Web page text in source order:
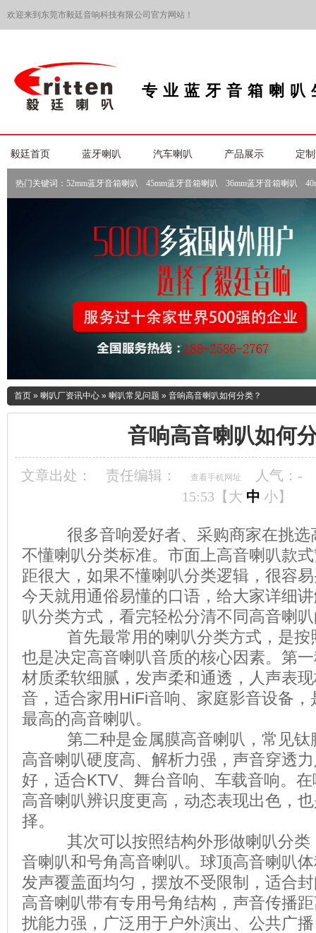
欢迎来到东莞市毅廷音响科技有限公司官方网站！
专业蓝牙音箱喇叭
毅廷首页 蓝牙喇叭 汽车喇叭 产品展示 定
热门关键词： 52mm蓝牙音箱喇叭 45mm蓝牙音箱喇叭 36mm蓝牙音箱喇叭
首页 » 喇叭厂资讯中心 » 喇叭常见问题 » 音响高音喇叭如何分类？
音响高音喇叭如何
文章出处： 责任编辑： 查看手机网址 人气： -
15:53【 大 中 小】
很多音响爱好者、采购商家在挑选
不懂喇叭分类标准。市面上高音喇叭款
距很大，如果不懂喇叭分类逻辑，很容
今天就用通俗易懂的口语，给大家详细
叭分类方式，看完轻松分清不同高音喇
首先最常用的喇叭分类方式，是按
也是决定高音喇叭音质的核心因素。第
材质柔软细腻，发声柔和通透，人声表
音，适合家用HiFi音响、家庭影音设备
最高的高音喇叭。
第二种是金属膜高音喇叭，常见钛
高音喇叭硬度高、解析力强，声音穿透
好，适合KTV、舞台音响、车载音响。
高音喇叭辨识度更高，动态表现出色，
择。
其次可以按照结构外形做喇叭分类
音喇叭和号角高音喇叭。球顶高音喇叭
发声覆盖面均匀，摆放不受限制，适合
高音喇叭带有专用号角结构，声音传播
扰能力强，广泛用于户外演出、公共广